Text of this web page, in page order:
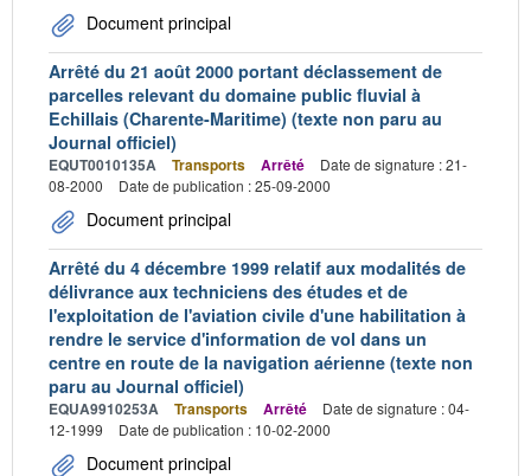
Document principal
Arrêté du 21 août 2000 portant déclassement de
parcelles relevant du domaine public fluvial à
Echillais (Charente-Maritime) (texte non paru au
Journal officiel)
EQUT0010135A Transports Arrêté
Date de signature : 21-
08-2000
Date de publication : 25-09-2000
Document principal
Arrêté du 4 décembre 1999 relatif aux modalités de
délivrance aux techniciens des études et de
l'exploitation de l'aviation civile d'une habilitation à
rendre le service d'information de vol dans un
centre en route de la navigation aérienne (texte non
paru au Journal officiel)
EQUA9910253A Transports Arrêté
Date de signature : 04-
12-1999
Date de publication : 10-02-2000
Document principal